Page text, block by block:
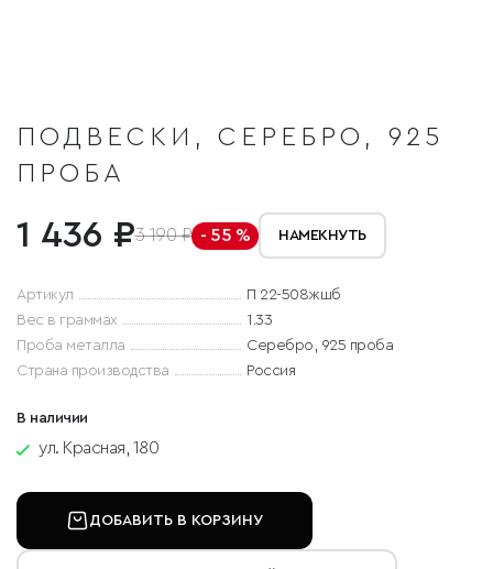
ПОДВЕСКИ, СЕРЕБРО, 925
ПРОБА
1 436 ₽3 190 ₽ - 55 % НАМЕКНУТЬ
Артикул
П 22-508жшб
Вес в граммах
1.33
Проба металла
Серебро, 925 проба
Страна производства
Россия
В наличии
ул. Красная, 180
ДОБАВИТЬ В КОРЗИНУ